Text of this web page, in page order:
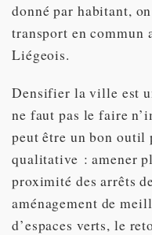
donné par habitant,
transport en commun
Liégeois.
Densifier la ville est
ne faut pas le faire
peut être un bon outil
qualitative : amener
proximité des arrêts
aménagement de
d’espaces verts, le